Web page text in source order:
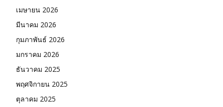
เมษายน 2026
มีนาคม 2026
กุมภาพันธ์ 2026
มกราคม 2026
ธันวาคม 2025
พฤศจิกายน 2025
ตุลาคม 2025